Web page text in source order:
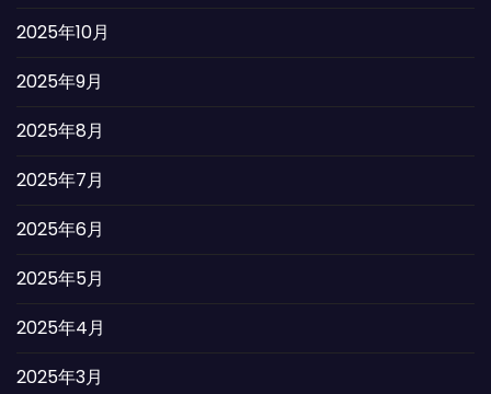
2025年10月
2025年9月
2025年8月
2025年7月
2025年6月
2025年5月
2025年4月
2025年3月